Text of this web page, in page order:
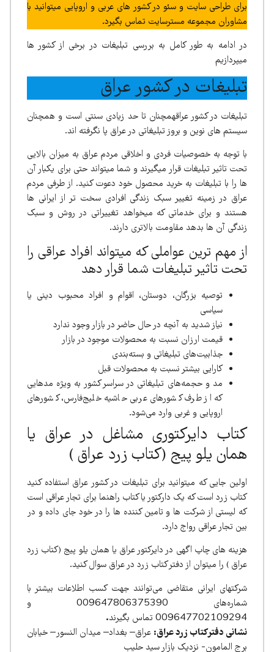
برای طراحی سایت و سئو در کشور های عربی و اروپایی میتوانید با
مشاوران مجموعه مسترسایت تماس بگیرد.
در ادامه به طور کامل به بررسی تبلیغات در برخی از کشور ها
میپردازیم
تبلیغات در کشور عراق
تبلیغات در کشور عراقهمچنان تا حد زیادی سنتی است و همچنان
سیستم های نوین و بروز تبلیغاتی در عراق پا نگرفته اند.
با توجه به خصوصیات فردی و اخلاقی مردم عراق به میزان بالایی
تحت تاثیر تبلیغات قرار میگیرند و شما میتواند حتی برای یکبار آن
ها را با تبلیغات به خرید محصول خود دعوت کنید. از طرفی مردم
عراق در زمینه تغییر سبک زندگی افرادی سخت تر از ایرانی ها
هستند و برای خدماتی که میخواهد تغییراتی در روش و سبک
زندگی آن ها بدهد مقاومت بالاتری دارند.
از مهم ترین عواملی که میتواند افراد عراقی را
تحت تاثیر تبلیغات شما قرار دهد
توصیه بزرگان، دوستان، اقوام و افراد محبوب دینی یا
سیاسی
نیاز شدید به آنچه در حال حاضر در بازار وجود ندارد
قیمت ارزان نسبت به محصولات موجود در بازار
جذابیت‌های تبلیغاتی و بسته‌بندی
کارایی بیشتر نسبت به محصولات قبل
مد و حجمه‌های تبلیغاتی در سراسر کشور به ویژه مدهایی
که از طرف کشورهای عربی حاشیه خلیج‌فارس، کشورهای
اروپایی‌ و غربی‌ وارد می‌شود.
کتاب دایرکتوری مشاغل در عراق یا
همان یلو پیج (کتاب زرد عراق )
اولین جایی که میتوانید برای تبلیغات در کشور عراق استفاده کنید
کتاب زرد است که یک دارکتور یا کتاب راهنما برای تجار عراقی است
که لیستی از شرکت ها و تامین کننده ها را در خود جای داده و در
بین تجار عراقی رواج دارد.
هزینه های چاپ اگهی در دایرکتور عراق یا همان یلو پیج (کتاب زرد
عراق ) را میتوان از دفتر کتاب زرد در عراق سوال کنید.
شرکتهای ایرانی متقاضی می‌توانند جهت کسب اطلاعات بیشتر با
شماره‌های 009647806375390 و
009647702109294 تماس بگیرند
.
نشانی دفتر کتاب زرد عراق: عراق– بغداد– میدان النسور– خیابان
برج المامون- نزدیک بازار سید حلیب